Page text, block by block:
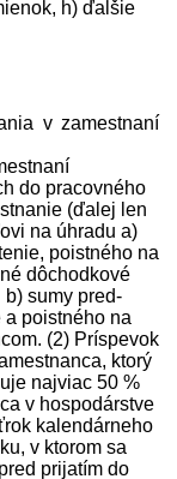
h) ďalšie
v zamestnaní
do pracovného
(ďalej len
na úhradu a)
poistného na
dôchodkové
b) sumy pred­
poistného na
(2) Príspevok
ktorý
najviac 50 %
v hospodárstve
kalendárneho
v ktorom sa
prijatím do